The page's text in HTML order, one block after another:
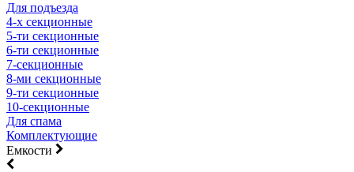
Для подъезда
4-х секционные
5-ти секционные
6-ти секционные
7-секционные
8-ми секционные
9-ти секционные
10-секционные
Для спама
Комплектующие
Емкости